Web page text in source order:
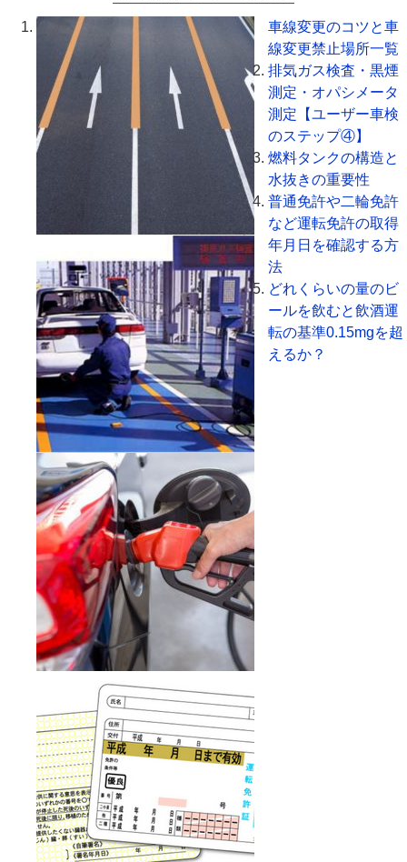
車線変更のコツと車
線変更禁止場所一覧
排気ガス検査・黒煙
測定・オパシメータ
測定【ユーザー車検
のステップ④】
燃料タンクの構造と
水抜きの重要性
普通免許や二輪免許
など運転免許の取得
年月日を確認する方
法
どれくらいの量のビ
ールを飲むと飲酒運
転の基準0.15mgを超
えるか？